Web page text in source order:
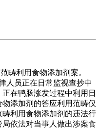
利用食物添加剂案。
人员正在日常监视查抄中
在鸭肠涨发过程中利用日
添加剂的答应利用范畴仅
利用食物添加剂的违法行
依法对当事人做出涉案食